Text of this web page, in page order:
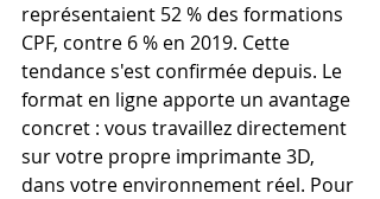
représentaient 52 % des formations
CPF, contre 6 % en 2019. Cette
tendance s'est confirmée depuis. Le
format en ligne apporte un avantage
concret : vous travaillez directement
sur votre propre imprimante 3D,
dans votre environnement réel. Pour